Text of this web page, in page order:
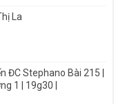
La
ĐC Stephano Bài 215 |
1 | 19g30 |